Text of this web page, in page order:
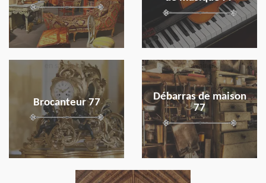
Brocanteur 77
en savoir plus
Débarras de maison
77
en savoir plus
en savoir plus